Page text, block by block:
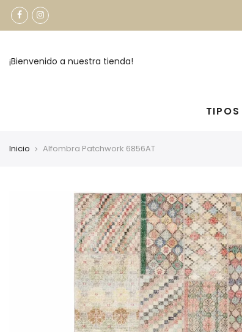
¡Bienvenido a nuestra tienda!
TIPOS
Inicio Alfombra Patchwork 6856AT